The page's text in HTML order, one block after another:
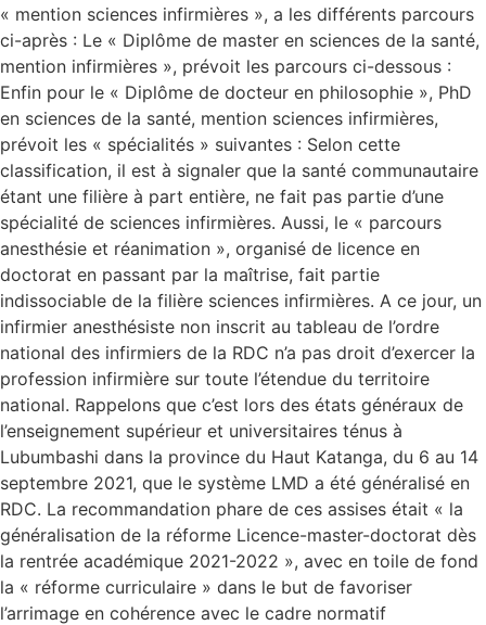
« mention sciences infirmières », a les différents parcours
ci-après : Le « Diplôme de master en sciences de la santé,
mention infirmières », prévoit les parcours ci-dessous :
Enfin pour le « Diplôme de docteur en philosophie », PhD
en sciences de la santé, mention sciences infirmières,
prévoit les « spécialités » suivantes : Selon cette
classification, il est à signaler que la santé communautaire
étant une filière à part entière, ne fait pas partie d’une
spécialité de sciences infirmières. Aussi, le « parcours
anesthésie et réanimation », organisé de licence en
doctorat en passant par la maîtrise, fait partie
indissociable de la filière sciences infirmières. A ce jour, un
infirmier anesthésiste non inscrit au tableau de l’ordre
national des infirmiers de la RDC n’a pas droit d’exercer la
profession infirmière sur toute l’étendue du territoire
national. Rappelons que c’est lors des états généraux de
l’enseignement supérieur et universitaires ténus à
Lubumbashi dans la province du Haut Katanga, du 6 au 14
septembre 2021, que le système LMD a été généralisé en
RDC. La recommandation phare de ces assises était « la
généralisation de la réforme Licence-master-doctorat dès
la rentrée académique 2021-2022 », avec en toile de fond
la « réforme curriculaire » dans le but de favoriser
l’arrimage en cohérence avec le cadre normatif